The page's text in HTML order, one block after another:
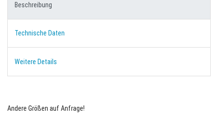
Beschreibung
Technische Daten
Weitere Details
Andere Größen auf Anfrage!